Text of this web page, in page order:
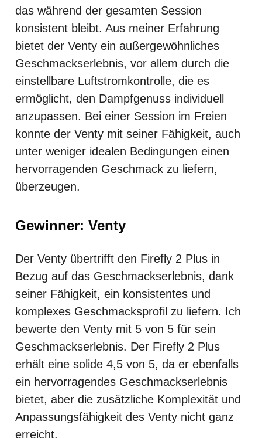
das während der gesamten Session
konsistent bleibt. Aus meiner Erfahrung
bietet der Venty ein außergewöhnliches
Geschmackserlebnis, vor allem durch die
einstellbare Luftstromkontrolle, die es
ermöglicht, den Dampfgenuss individuell
anzupassen. Bei einer Session im Freien
konnte der Venty mit seiner Fähigkeit, auch
unter weniger idealen Bedingungen einen
hervorragenden Geschmack zu liefern,
überzeugen.
Gewinner: Venty
Der Venty übertrifft den Firefly 2 Plus in
Bezug auf das Geschmackserlebnis, dank
seiner Fähigkeit, ein konsistentes und
komplexes Geschmacksprofil zu liefern. Ich
bewerte den Venty mit 5 von 5 für sein
Geschmackserlebnis. Der Firefly 2 Plus
erhält eine solide 4,5 von 5, da er ebenfalls
ein hervorragendes Geschmackserlebnis
bietet, aber die zusätzliche Komplexität und
Anpassungsfähigkeit des Venty nicht ganz
erreicht.